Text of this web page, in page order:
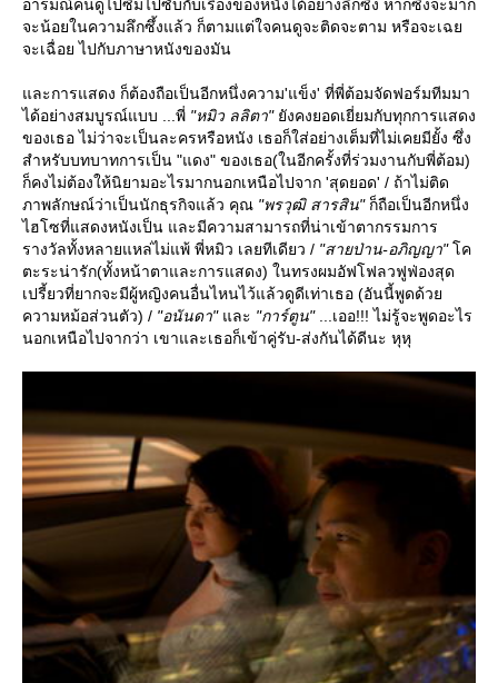
อารมณ์คนดูไปซึมไปซับกับเรื่องของหนังได้อย่างลึกซึ้ง หากซึ่งจะมาก
จะน้อยในความลึกซึ้งแล้ว ก็ตามแต่ใจคนดูจะติดจะตาม หรือจะเฉ
จะเฉื่อย ไปกับภาษาหนังของมัน
ละการแสดง ก็ต้องถือเป็นอีกหนึ่งความ'แข็ง' ที่พี่ต้อมจัดฟอร์มทีมมา
ได้อย่างสมบูรณ์แบบ ...พี่ "หมิว ลลิตา"ังคงยอดเยี่ยมกับทุกการแสดง
ของเธอ ไม่ว่าจะเป็นละครหรือหนัง เธอก็ใส่อย่างเต็มที่ไม่เคยมียั้ง ซึ่ง
สำหรับบทบาทการเป็น "แดง" ของเธอ(ในอีกครั้งที่ร่วมงานกับพี่ต้อม)
ก็คงไม่ต้องให้นิยามอะไรมากนอกเหนือไปจาก 'สุดยอด' / ถ้าไม่ติด
ภาพลักษณ์ว่าเป็นนักธุรกิจแล้ว คุณ "พรวุฒิ สารสิน"ก็ถือเป็นอีกหนึ่ง
ไฮโซที่แสดงหนังเป็น และมีความสามารถที่น่าเข้าตากรรมการ
รางวัลทั้งหลายแหล่ไม่แพ้ พี่หมิว เลยทีเดียว / "สายป่าน-อภิญญา"ค
ตะระน่ารัก(ทั้งหน้าตาและการแสดง) ในทรงผมอัฟโฟลวฟูฟ่องสุด
เปรี้ยวที่ยากจะมีผู้หญิงคนอื่นไหนไว้แล้วดูดีเท่าเธอ (อันนี้พูดด้ว
ความหม้อส่วนตัว) / "อนันดา"ละ "การ์ตูน"...เออ!!! ไม่รู้จะพูดอะไร
นอกเหนือไปจากว่า เขาและเธอก็เข้าคู่รับ-ส่งกันได้ดีนะ หุหุ